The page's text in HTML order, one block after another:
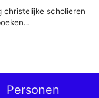
christelijke scholieren
Personen